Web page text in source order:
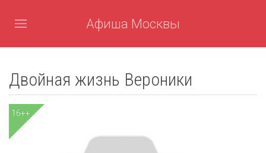
Афиша Москвы
Двойная жизнь Вероники
16++